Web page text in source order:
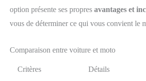
option présente ses propres avantages et
vous de déterminer ce qui vous convient le
Comparaison entre voiture et moto
Critères Détails